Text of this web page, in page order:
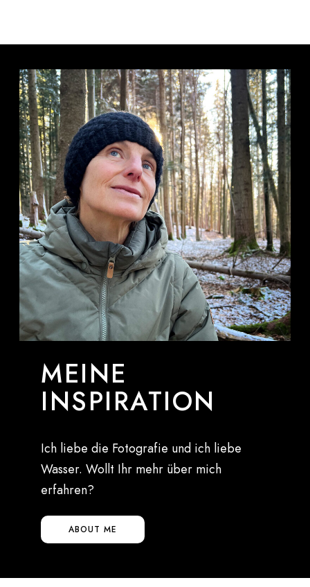
MEINE
INSPIRATION
Ich liebe die Fotografie und ich liebe
Wasser. Wollt Ihr mehr über mich
erfahren?
ABOUT ME